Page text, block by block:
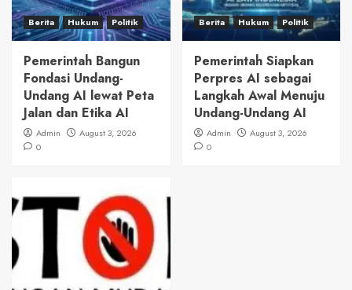
Berita Hukum Politik
Pemerintah Bangun
Fondasi Undang-
Undang AI lewat Peta
Jalan dan Etika AI
Admin
August 3, 2026
0
Berita Hukum Politik
Pemerintah Siapkan
Perpres AI sebagai
Langkah Awal Menuju
Undang-Undang AI
Admin
August 3, 2026
0